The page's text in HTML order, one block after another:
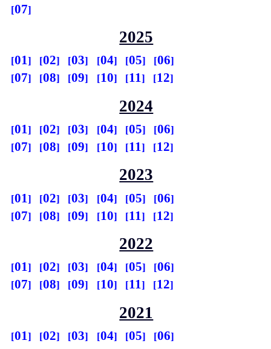
07
2025
01 02 03 04 05
06
07
08 09 10 11 12
2024
01 02 03 04 05
06
07
08 09 10 11 12
2023
01 02 03 04 05
06
07
08 09 10 11 12
2022
01 02 03 04 05
06
07
08 09 10 11 12
2021
01 02 03 04 05
06